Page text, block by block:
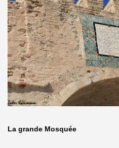
La grande Mosquée